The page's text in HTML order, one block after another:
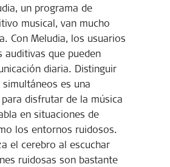
un programa de
musical, van mucho
Con Meludia, los usuarios
auditivas que pueden
diaria. Distinguir
es una
disfrutar de la música
en situaciones de
los entornos ruidosos.
el cerebro al escuchar
ruidosas son bastante